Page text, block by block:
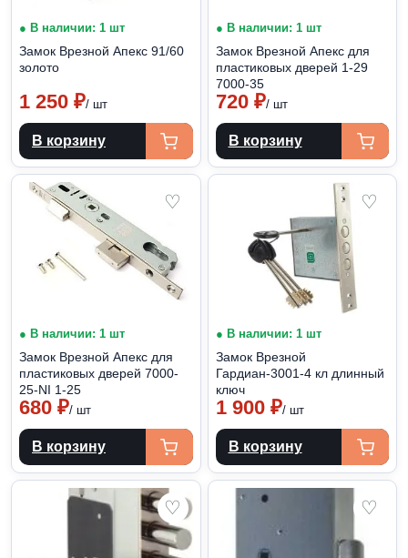
● В наличии: 1 шт
Замок Врезной Апекс 91/60
золото
1 250 ₽/ шт
В корзину
● В наличии: 1 шт
Замок Врезной Апекс для
пластиковых дверей 1-29
7000-35
720 ₽/ шт
В корзину
♡
● В наличии: 1 шт
Замок Врезной Апекс для
пластиковых дверей 7000-
25-NI 1-25
680 ₽/ шт
В корзину
♡
● В наличии: 1 шт
Замок Врезной
Гардиан-3001-4 кл длинный
ключ
1 900 ₽/ шт
В корзину
♡ ♡